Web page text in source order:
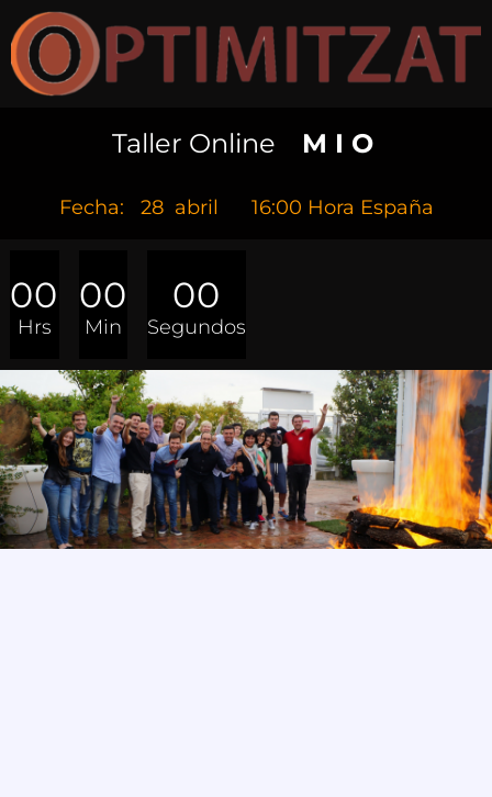
Taller Online M I O
Fecha: 28abril 16:00 Hora España
00
Hrs
00
Min
00
Segundos